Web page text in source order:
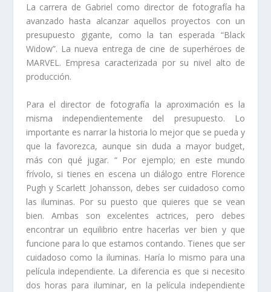
La carrera de Gabriel como director de fotografía ha
avanzado hasta alcanzar aquellos proyectos con un
presupuesto gigante, como la tan esperada “Black
Widow”. La nueva entrega de cine de superhéroes de
MARVEL. Empresa caracterizada por su nivel alto de
producción.
Para el director de fotografía la aproximación es la
misma independientemente del presupuesto. Lo
importante es narrar la historia lo mejor que se pueda y
que la favorezca, aunque sin duda a mayor budget,
más con qué jugar. “ Por ejemplo; en este mundo
frívolo, si tienes en escena un diálogo entre Florence
Pugh y Scarlett Johansson, debes ser cuidadoso como
las iluminas. Por su puesto que quieres que se vean
bien. Ambas son excelentes actrices, pero debes
encontrar un equilibrio entre hacerlas ver bien y que
funcione para lo que estamos contando. Tienes que ser
cuidadoso como la iluminas. Haría lo mismo para una
película independiente. La diferencia es que si necesito
dos horas para iluminar, en la película independiente